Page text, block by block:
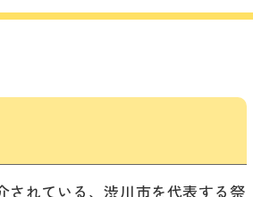
されている、渋川市を代表する祭